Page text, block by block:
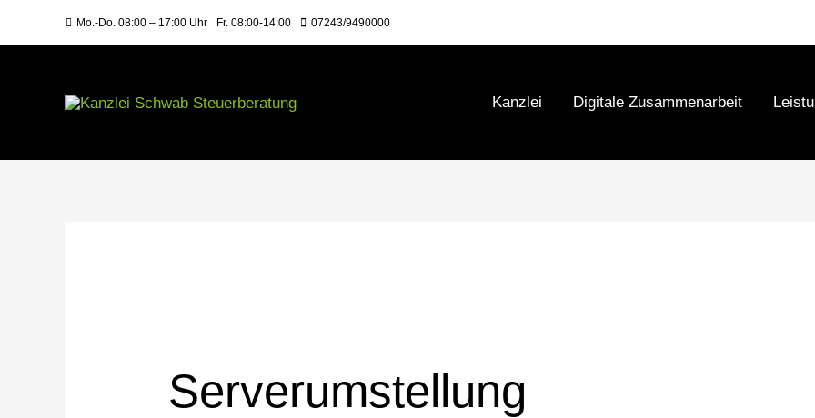
Mo.-Do. 08:00 – 17:00 Uhr Fr. 08:00-14:00 07243/9490000
Kanzlei Digitale Zusammenarbeit
Serverumstellung